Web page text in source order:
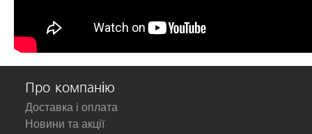
Про компанію
Доставка і оплата
Новини та акції